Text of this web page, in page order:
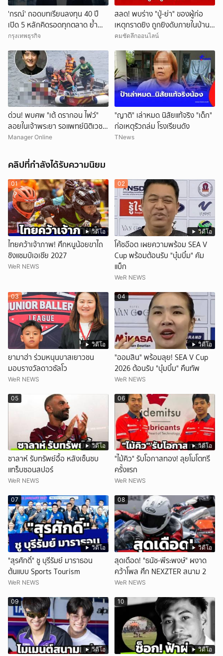
'กรณ์' ถอดบทเรียนลงทุน 40 ปี
เปิด 5 หลักคิดรอดทุกตลาด ย้ำ
อย่า FOMO-ห้าม All In วินัยคือ
กรุงเทพธุรกิจ
สลด! พบร่าง "ปู่-ย่า" ของผู้ก่อ
เหตุกราดยิง ถูกยิงดับภายในบ้าน
พัก
คมชัดลึกออนไลน์
ด่วน! พบศพ "เต้ ดรากอน ไฟว์"
ลอยในเจ้าพระยา รอแพทย์นิติเวช-
ตร.มาตรวจสอบ
Manager Online
"ญาติ" เล่าหมด นิสัยแท้จริง "เด็ก"
ก่อเหตุรัวถล่ม โรงเรียนดัง
TNews
คลิปที่กำลังได้รับความนิยม
วิดีโอ
01
ไทยคว้าเจ้าภาพ! ศึกหนูน้อยขาไถ
ชิงแชมป์เอเชีย 2027
WeR NEWS
วิดีโอ
02
โค้ชอ๊อต เผยความพร้อม SEA V
Cup พร้อมต้อนรับ "บุ๋มบิ๋ม" คัม
แบ็ก
WeR NEWS
วิดีโอ
03
ยามาฮ่า ร่วมหนุนบาสเยาวชน
มอบรางวัลดาวซัลโว
WeR NEWS
วิดีโอ
04
"ออมสิน" พร้อมลุย! SEA V Cup
2026 ต้อนรับ "บุ๋มบิ๋ม" คืนทัพ
WeR NEWS
วิดีโอ
05
ซาลาห์ รับทรัพย์อื้อ หลังเซ็นซบ
แทร็บซอนสปอร์
WeR NEWS
วิดีโอ
06
"ไม้คิว" รับโอกาสทอง! ลุยโมโตทรี
ครั้งแรก
WeR NEWS
วิดีโอ
07
"สุรศักดิ์" ชู บุรีรัมย์ มาราธอน
ต้นแบบ Sports Tourism
WeR NEWS
วิดีโอ
08
สุดเดือด! "ธนัช-พีระพงษ์" ผงาด
คว้าโพล ศึก NEXZTER สนาม 2
WeR NEWS
วิดีโอ
09
วิดีโอ
10